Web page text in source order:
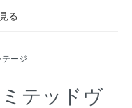
る
ージ
テッドヴ